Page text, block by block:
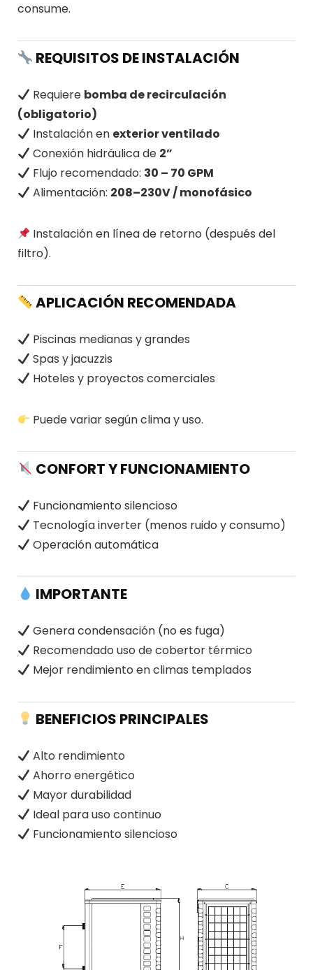
consume.
REQUISITOS DE INSTALACIÓN
Requiere bomba de recirculación
(obligatorio)
Instalación en exterior ventilado
Conexión hidráulica de 2”
Flujo recomendado: 30 – 70 GPM
Alimentación: 208–230V / monofásico
Instalación en línea de retorno (después del
filtro).
APLICACIÓN RECOMENDADA
Piscinas medianas y grandes
Spas y jacuzzis
Hoteles y proyectos comerciales
Puede variar según clima y uso.
CONFORT Y FUNCIONAMIENTO
Funcionamiento silencioso
Tecnología inverter (menos ruido y consumo)
Operación automática
IMPORTANTE
Genera condensación (no es fuga)
Recomendado uso de cobertor térmico
Mejor rendimiento en climas templados
BENEFICIOS PRINCIPALES
Alto rendimiento
Ahorro energético
Mayor durabilidad
Ideal para uso continuo
Funcionamiento silencioso